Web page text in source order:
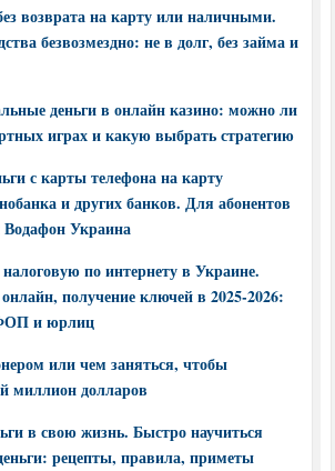
возврата на карту или наличными.
безвозмездно: не в долг, без займа и
деньги в онлайн казино: можно ли
играх и какую выбрать стратегию
с карты телефона на карту
и других банков. Для абонентов
Украина
по интернету в Украине.
получение ключей в 2025-2026:
и юрлиц
или чем заняться, чтобы
миллион долларов
в свою жизнь. Быстро научиться
рецепты, правила, приметы